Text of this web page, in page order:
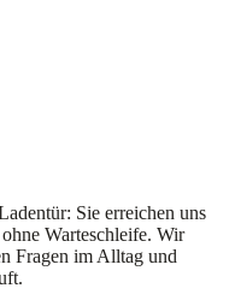
Sie erreichen uns
Warteschleife. Wir
Fragen im Alltag und